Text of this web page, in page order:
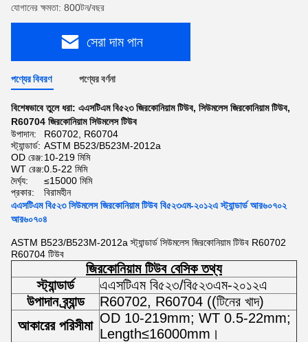
যোগানের ক্ষমতা: 800টন/বছর
সেরা দাম পান
পণ্যের বিবরণ পণ্যের বর্ণনা
বিশেষভাবে তুলে ধরা: এএসটিএম বি৫২৩ জিরকোনিয়াম টিউব, সিউমলেস জিরকোনিয়াম টিউব,
R60704 জিরকোনিয়াম সিউমলেস টিউব
উপাদান:
R60702, R60704
স্ট্যান্ডার্ড: ASTM B523/B523M-2012a
OD রেঞ্জ:10-219 মিমি
WT রেঞ্জ:0.5-22 মিমি
দৈর্ঘ্য:
≤15000 মিমি
প্রকার:
বিরামহীন
এএসটিএম বি৫২৩ সিউমলেস জিরকোনিয়াম টিউব বি৫২৩এম-২০১২এ স্ট্যান্ডার্ড আর৬০৭০২
আর৬০৭০৪
ASTM B523/B523M-2012a স্ট্যান্ডার্ড সিউমলেস জিরকোনিয়াম টিউব R60702
R60704 টিউব
জিরকোনিয়াম টিউব বেসিক তথ্য
স্ট্যান্ডার্ড
এএসটিএম বি৫২৩/বি৫২৩এম-২০১২এ
উপাদান ব্র্যান্ড
R60702, R60704 ((টিনের খাদ)
আকারের পরিসীমা OD 10-219mm; WT 0.5-22mm;
Length≤16000mm।